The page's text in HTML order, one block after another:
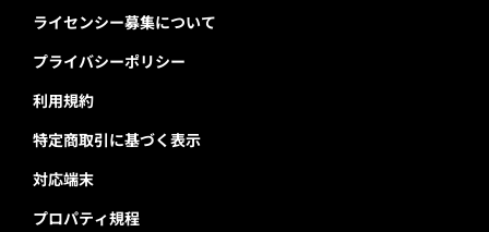
ライセンシー募集について
プライバシーポリシー
利用規約
特定商取引に基づく表示
対応端末
プロパティ規程